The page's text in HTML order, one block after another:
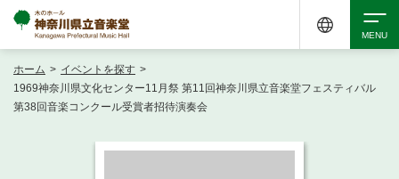
ホーム > イベントを探す >
1969神奈川県文化センター11月祭 第11回神奈川県立音楽堂フェスティバル
第38回音楽コンクール受賞者招待演奏会